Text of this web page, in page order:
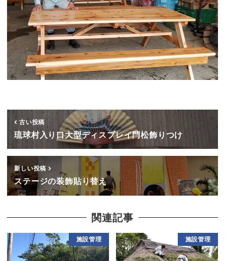
古い投稿
琉球村入り口大型ディスプレイ門松飾りつけ
新しい投稿
ステージの装飾貼り替え
関連記事
施設管理 施設管理